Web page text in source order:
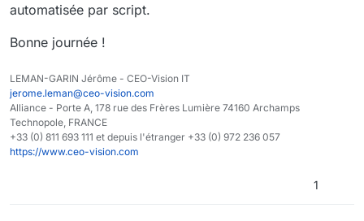
automatisée par script.
Bonne journée !
LEMAN-GARIN Jérôme - CEO-Vision IT
jerome.leman@ceo-vision.com
Alliance - Porte A, 178 rue des Frères Lumière 74160 Archamps
Technopole, FRANCE
+33 (0) 811 693 111 et depuis l'étranger +33 (0) 972 236 057
https://www.ceo-vision.com
1